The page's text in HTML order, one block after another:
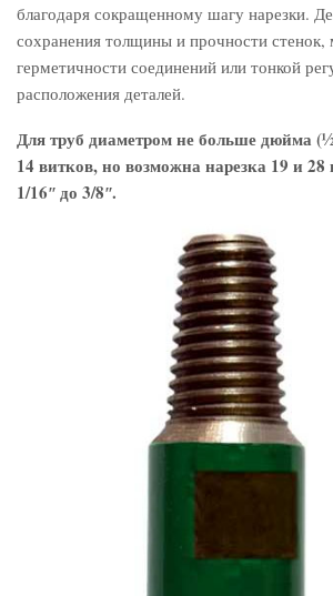
благодаря сокращенному шагу нарезки.
сохранения толщины и прочности стенок,
герметичности соединений или тонкой
расположения деталей.
Для труб диаметром не больше дюйма (½
14 витков, но возможна нарезка 19 и 28
1/16ʺ до 3/8ʺ.